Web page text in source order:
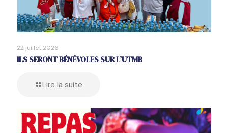
22 juillet 2026
ILS SERONT BÉNÉVOLES SUR L’UTMB
Lire la suite